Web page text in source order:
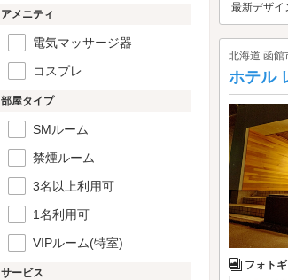
最新デザイ
北海道 函館
ホテル
フォト
アメニティ
電気マッサージ器
コスプレ
部屋タイプ
SMルーム
禁煙ルーム
3名以上利用可
1名利用可
VIPルーム(特室)
サービス